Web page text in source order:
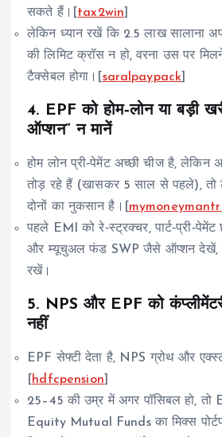
सकते हैं।[ tax2win
लेकिन ध्यान रखें कि 2.5 लाख सालाना
की लिमिट क्रॉस न हो, वरना उस पर
टैक्सेबल होगा।[ saralpaypack
4. EPF को होम‑लोन या बड़ी
ऑप्शन” न मानें
होम लोन प्री‑पेमेंट अच्छी चीज है, लेकिन
तोड़ रहे हैं (खासकर 5 साल से पहले), तो
दोनों का नुकसान है।[
पहले EMI को रे‑स्ट्रक्चर,
और म्यूचुअल फंड SWP जैसे ऑप्शन देखें,
रखें।
5. NPS और EPF को कंप्लीमेंटरी
नहीं
EPF सेफ्टी देता है, NPS ग्रोथ और
hdfcpension
25–45 की उम्र में अगर पॉसिबल हो, तो
Equity Mutual Funds का मिक्स